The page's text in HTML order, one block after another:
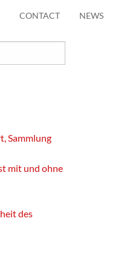
CONTACT NEWS
Sammlung
mit und ohne
des